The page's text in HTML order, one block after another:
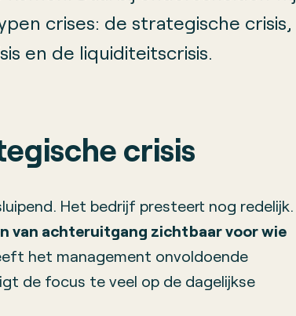
crises: de strategische crisis,
en de liquiditeitscrisis.
crisis
Het bedrijf presteert nog redelijk.
van achteruitgang zichtbaar voor wie
het management onvoldoende
de focus te veel op de dagelijkse